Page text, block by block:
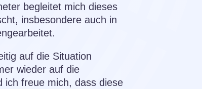
begleitet mich dieses
insbesondere auch in
auf die Situation
wieder auf die
ich freue mich, dass diese